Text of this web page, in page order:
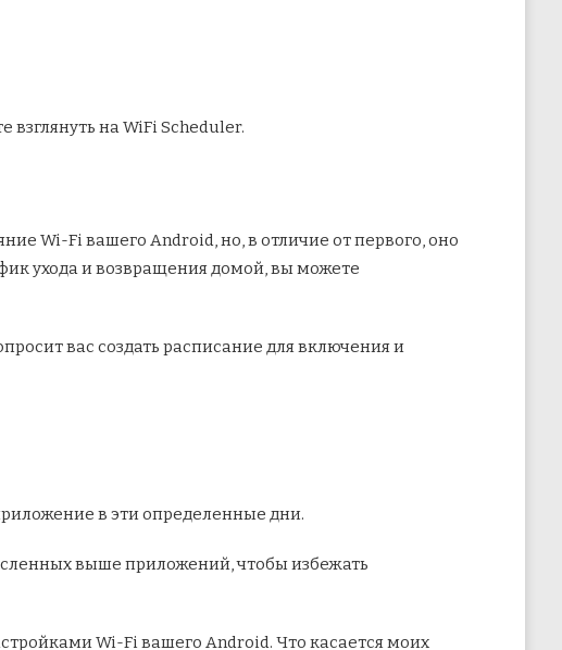
на WiFi Scheduler.
Wi-Fi вашего Android, но, в отличие от первого, оно
ухода и возвращения домой, вы можете
вас создать расписание для включения и
в эти определенные дни.
выше приложений, чтобы избежать
Wi-Fi вашего Android. Что касается моих